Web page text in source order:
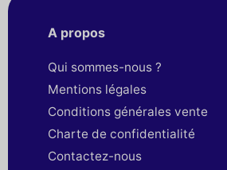
A propos
Qui sommes-nous ?
Mentions légales
Conditions générales vente
Charte de confidentialité
Contactez-nous